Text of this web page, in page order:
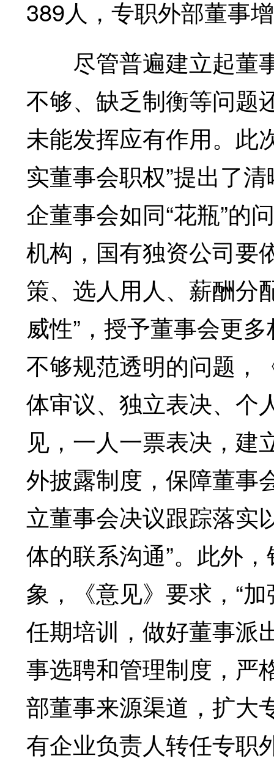
389人，专职外部董事
尽管普遍建立起董
不够、缺乏制衡等问题
未能发挥应有作用。此
实董事会职权”提出了
企董事会如同“花瓶”的
机构，国有独资公司要
策、选人用人、薪酬分
威性”，授予董事会更
不够规范透明的问题，
体审议、独立表决、个
见，一人一票表决，建
外披露制度，保障董事
立董事会决议跟踪落实
体的联系沟通”。此外
象，《意见》要求，“
任期培训，做好董事派
事选聘和管理制度，严
部董事来源渠道，扩大
有企业负责人转任专职